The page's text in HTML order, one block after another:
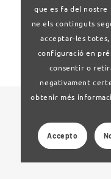
© 2024 Clúster Audiovisual
que es fa del
ne els continguts
acceptar-les
configuració en
consentir o
negativament
obtenir més
Accepto